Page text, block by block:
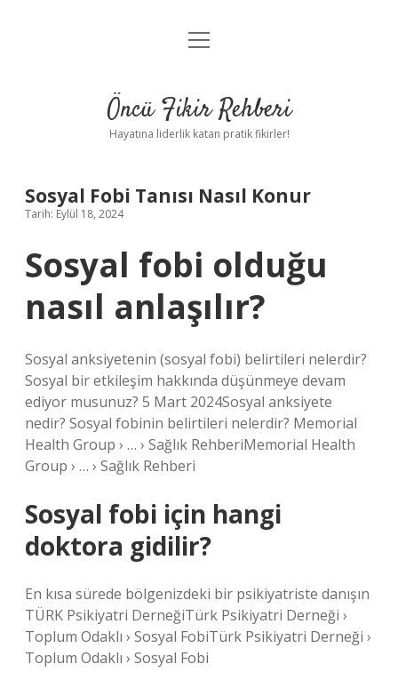
Anasayfa
Yasal Uyarı
menüyü
Öncü Fikir Rehberi
Hayatına liderlik katan pratik fikirler!
Sosyal Fobi Tanısı Nasıl Konur
Tarih: Eylül 18, 2024
Sosyal fobi olduğu
nasıl anlaşılır?
Sosyal anksiyetenin (sosyal fobi) belirtileri nelerdir?
Sosyal bir etkileşim hakkında düşünmeye devam
ediyor musunuz? 5 Mart 2024Sosyal anksiyete
nedir? Sosyal fobinin belirtileri nelerdir? Memorial
Health Group › … › Sağlık RehberiMemorial Health
Group › … › Sağlık Rehberi
Sosyal fobi için hangi
doktora gidilir?
En kısa sürede bölgenizdeki bir psikiyatriste danışın
TÜRK Psikiyatri DerneğiTürk Psikiyatri Derneği ›
Toplum Odaklı › Sosyal FobiTürk Psikiyatri Derneği ›
Toplum Odaklı › Sosyal Fobi